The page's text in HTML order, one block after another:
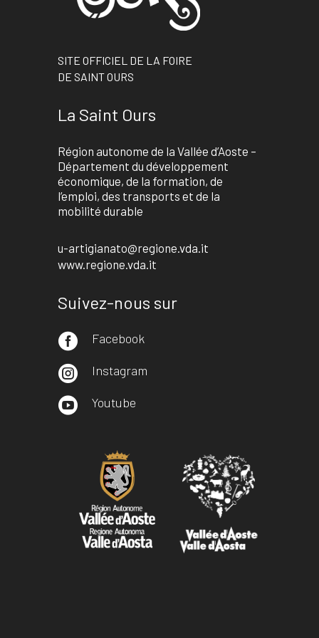
SITE OFFICIEL DE LA FOIRE
DE SAINT OURS
La Saint Ours
Région autonome de la Vallée d’Aoste –
Département du développement
économique, de la formation, de
l’emploi, des transports et de la
mobilité durable
u-artigianato@regione.vda.it
www.regione.vda.it
Suivez-nous sur
 Facebook
 Instagram
 Youtube